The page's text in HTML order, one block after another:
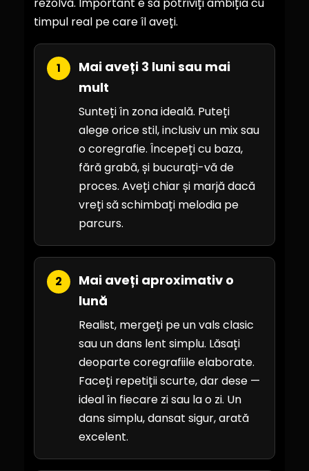
timpul real pe care îl aveți.
1
Mai aveți 3 luni sau mai
mult
Sunteți în zona ideală. Puteți
alege orice stil, inclusiv un mix sau
o coregrafie. Începeți cu baza,
fără grabă, și bucurați-vă de
proces. Aveți chiar și marjă dacă
vreți să schimbați melodia pe
parcurs.
2
Mai aveți aproximativ o
lună
Realist, mergeți pe un vals clasic
sau un dans lent simplu. Lăsați
deoparte coregrafiile elaborate.
Faceți repetiții scurte, dar dese —
ideal în fiecare zi sau la o zi. Un
dans simplu, dansat sigur, arată
excelent.